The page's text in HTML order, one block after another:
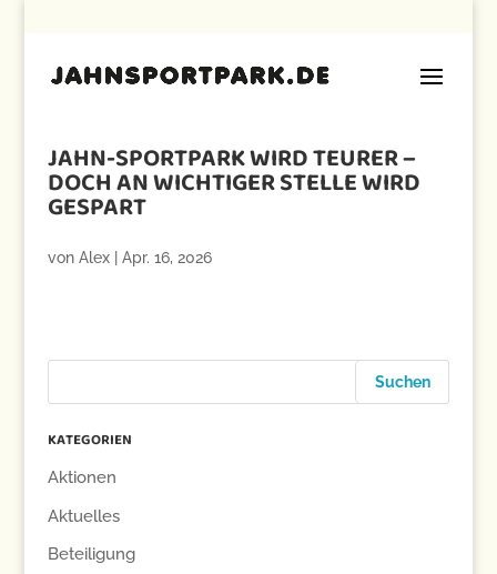
JAHN-SPORTPARK WIRD TEURER –
DOCH AN WICHTIGER STELLE WIRD
GESPART
von Alex| Apr. 16, 2026
KATEGORIEN
Aktionen
Aktuelles
Beteiligung